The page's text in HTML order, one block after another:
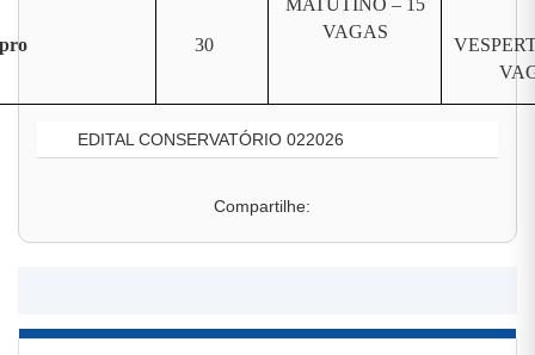
30
MATUTINO – 15
VAGAS
EDITAL CONSERVATÓRIO 022026
Compartilhe: